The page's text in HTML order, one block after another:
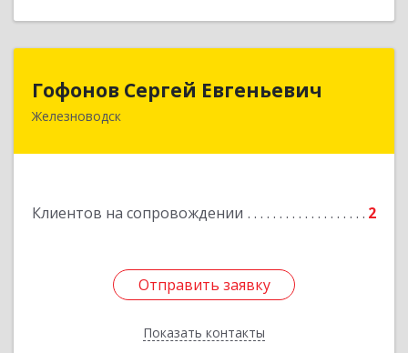
Гофонов Сергей Евгеньевич
Железноводск
Клиентов на сопровождении 2
Отправить заявку
Показать контакты
Гофонов Сергей Евгеньевич
Отправить заявку
Назад